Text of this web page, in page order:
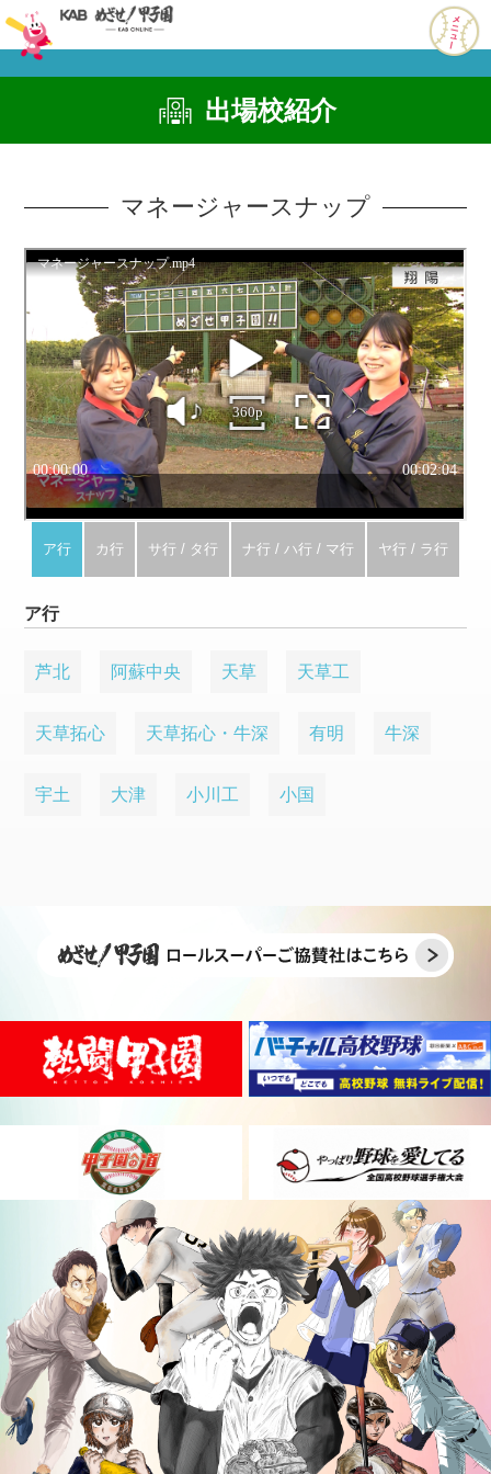
出場校紹介
マネージャースナップ
ア行 カ行 サ行 / タ行 ナ行 / ハ行 / マ行 ヤ行 / ラ行
ア行
芦北 阿蘇中央 天草 天草工
天草拓心 天草拓心・牛深 有明 牛深
宇土 大津 小川工 小国